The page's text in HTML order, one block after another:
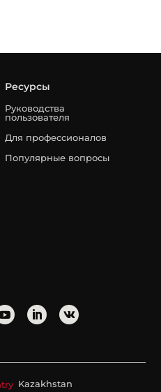
Ресурсы
Руководства
пользователя
Для профессионалов
Популярные вопросы
Kazakhstan